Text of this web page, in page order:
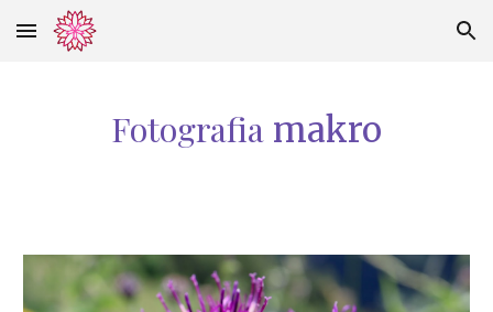
Skip to main content Skip to navigation
Fotografia makro